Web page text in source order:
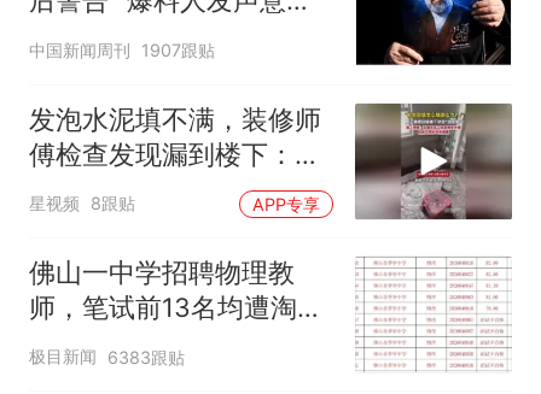
试前13名均遭淘汰？教育局：
已叫停招聘，成立调查组全面
台风"白海豚"中心附近最大风
享界G9车型预售价公布：
43.98万起
那个在床头放菜刀的女孩，
因老师一句“跟我回家”改写了
人生
深长
中国新闻周刊 1907跟贴
发泡水泥填不满，装修师
傅检查发现漏到楼下：出
风口未延伸到外墙
星视频 8跟贴 APP专享
佛山一中学招聘物理教
师，笔试前13名均遭淘
汰？教育局：已叫停招
聘，成立调查组全面核查
极目新闻 6383跟贴